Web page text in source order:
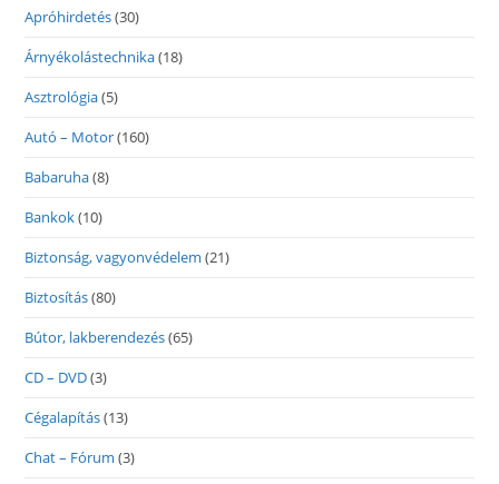
Apróhirdetés(30)
Árnyékolástechnika(18)
Asztrológia(5)
Autó – Motor(160)
Babaruha(8)
Bankok(10)
Biztonság, vagyonvédelem (21)
Biztosítás(80)
Bútor, lakberendezés(65)
CD – DVD(3)
Cégalapítás(13)
Chat – Fórum (3)